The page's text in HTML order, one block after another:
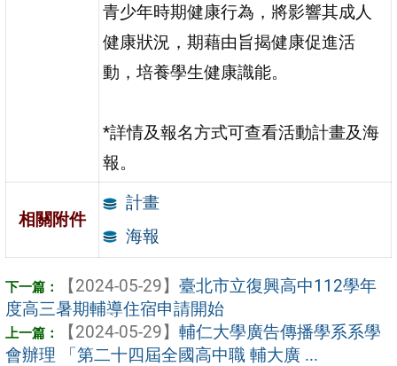
青少年時期健康行為，將影響其成人
健康狀況，期藉由旨揭健康促進活
動，培養學生健康識能。
*詳情及報名方式可查看活動計畫及海
報。
相關附件
計畫
海報
【2024-05-29】 臺北市立復興高中112學年
度高三暑期輔導住宿申請開始
【2024-05-29】 輔仁大學廣告傳播學系系學
會辦理 「第二十四屆全國高中職 輔大廣 ...